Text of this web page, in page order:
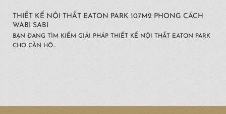
THIẾT KẾ NỘI THẤT EATON PARK 107M2 PHONG CÁCH
WABI SABI
BẠN ĐANG TÌM KIẾM GIẢI PHÁP THIẾT KẾ NỘI THẤT EATON PARK
CHO CĂN HỘ...